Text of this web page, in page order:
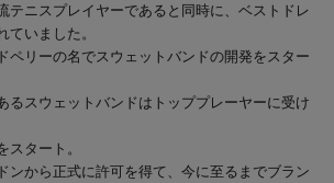
テニスプレイヤーであると同時に、ベストドレ
ていました。
ペリーの名でスウェットバンドの開発をスター
るスウェットバンドはトッププレーヤーに受け
スタート。
ンから正式に許可を得て、今に至るまでブラン